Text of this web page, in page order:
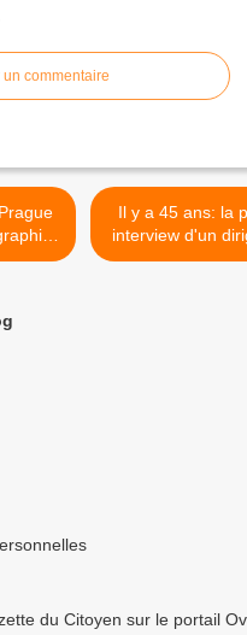
un commentaire
la
Il y a 45 ans: la
interview d'un
Kampuchéa
du Citoyen sur le portail